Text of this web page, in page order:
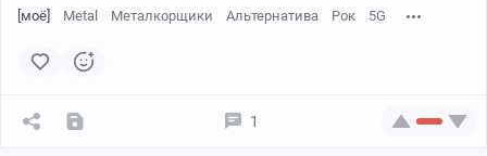
[моё] Metal Металкорщики Альтернатива Рок 5G
1